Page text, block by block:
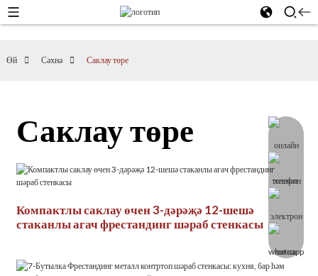
Өй Сәхнә Саклау төре
Саклау төре
Компактлы саклау өчен 3-дәрәҗә 12-шешә
стаканлы агач фрестандинг шәраб стенкасы